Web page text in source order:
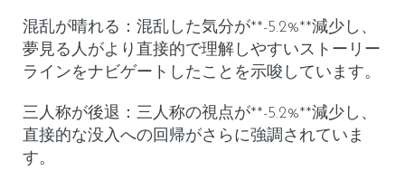
混乱が晴れる ： 混乱した気分が**-5.2%**減少し、
夢見る人がより直接的で理解しやすいストーリー
ラインをナビゲートしたことを示唆しています。
三人称が後退 ： 三人称の視点が**-5.2%**減少し、
直接的な没入への回帰がさらに強調されていま
す。